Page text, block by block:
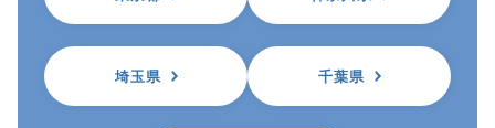
埼玉県 千葉県